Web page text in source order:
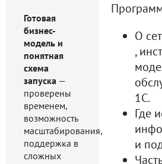
Готовая
бизнес-
модель и
понятная
схема
запуска —
проверены
временем,
возможность
масштабирования,
поддержка в
сложных
О
,
1С.
Где
и